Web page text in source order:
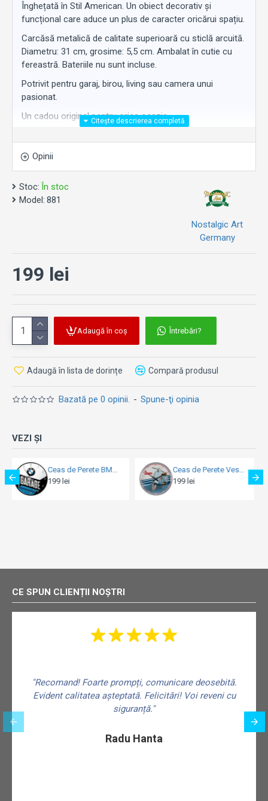
Înghețată în Stil American. Un obiect decorativ și
funcțional care aduce un plus de caracter oricărui spațiu.
Carcăsă metalică de calitate superioară cu sticlă arcuită.
Diametru: 31 cm, grosime: 5,5 cm. Ambalat în cutie cu
fereastră. Bateriile nu sunt incluse.
Potrivit pentru garaj, birou, living sau camera unui
pasionat.
Un cadou original pentru orice ocazie.
Opinii
Stoc: În stoc
Model: 881
Nostalgic Art
Germany
Bazată pe 0 opinii. - Spune-ţi opinia
199 lei
Adaugă în coș Întrebări?
Adaugă în lista de dorințe Compară produsul
VEZI ȘI
Ceas de Perete Vespa - Iconic
199 lei
Ceas de Perete Ford Mustang - 1969 Mach 1 Blue 31 Cm
199 lei
CE SPUN CLIENȚII NOȘTRI
"Recomand! Foarte prompți, comunicare deosebită.
Evident calitatea așteptată. Felicitări! Voi reveni cu
siguranță."
Radu Hanta